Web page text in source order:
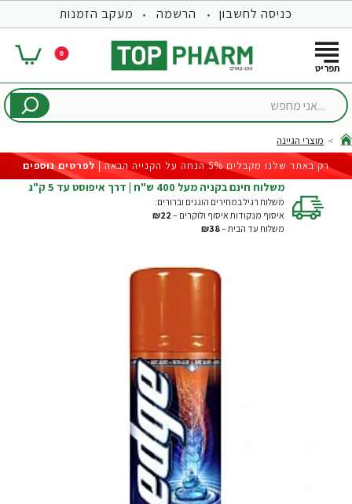
כניסה לחשבון הרשמה מעקב הזמנות
0
...אני
home
מוצרי הגיינה
רק באתר שלנו מקבלים 5% הנחה על הקנייה הבאה |
לפרטים נוספים
משלוח חינם בקניה מעל 400 ש"ח | דרך איפוסט עד 5 ק"ג
משלוח רגיל במחירים הוגנים וברורים:
איסוף מנקודות איסוף ולוקרים – ₪22
משלוח עד הבית –₪38